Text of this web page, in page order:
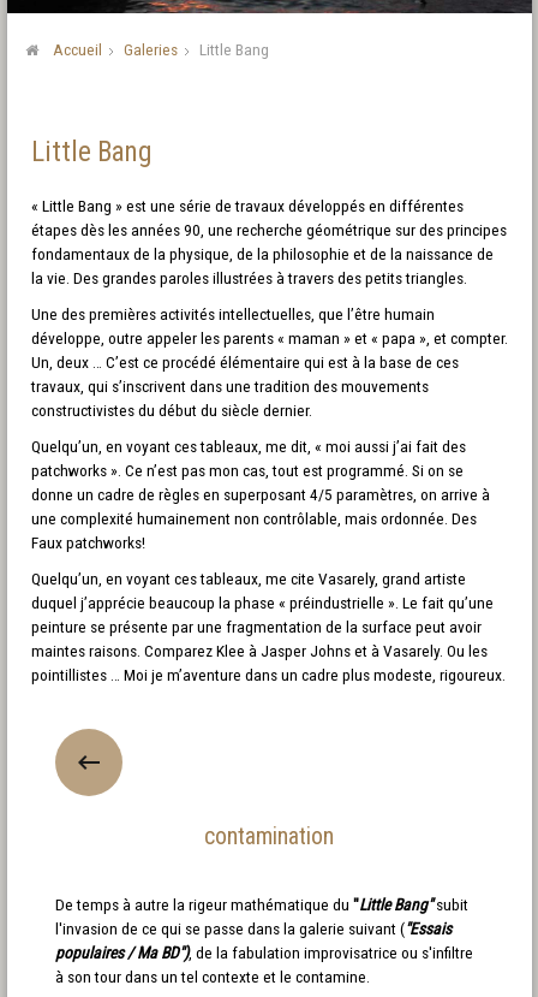
Accueil Galeries Little Bang
Little Bang
« Little Bang » est une série de travaux développés en différentes
étapes dès les années 90, une recherche géométrique sur des principes
fondamentaux de la physique, de la philosophie et de la naissance de
la vie. Des grandes paroles illustrées à travers des petits triangles.
Une des premières activités intellectuelles, que l’être humain
développe, outre appeler les parents « maman » et « papa », et compter.
Un, deux … C’est ce procédé élémentaire qui est à la base de ces
travaux, qui s’inscrivent dans une tradition des mouvements
constructivistes du début du siècle dernier.
Quelqu’un, en voyant ces tableaux, me dit, « moi aussi j’ai fait des
patchworks ». Ce n’est pas mon cas, tout est programmé. Si on se
donne un cadre de règles en superposant 4/5 paramètres, on arrive à
une complexité humainement non contrôlable, mais ordonnée. Des
Faux patchworks!
Quelqu’un, en voyant ces tableaux, me cite Vasarely, grand artiste
duquel j’apprécie beaucoup la phase « préindustrielle ». Le fait qu’une
peinture se présente par une fragmentation de la surface peut avoir
maintes raisons. Comparez Klee à Jasper Johns et à Vasarely. Ou les
pointillistes … Moi je m’aventure dans un cadre plus modeste, rigoureux.
contamination
De temps à autre la rigeur mathématique du "Little Bang"subit
l'invasion de ce qui se passe dans la galerie suivant ("Essais
populaires / Ma BD"), de la fabulation improvisatrice ou s'infiltre
à son tour dans un tel contexte et le contamine.